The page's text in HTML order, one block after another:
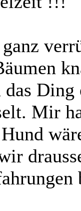
Mir